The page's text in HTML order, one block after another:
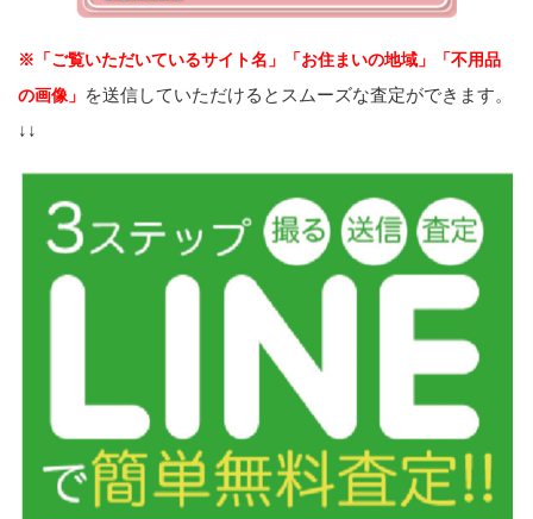
※「ご覧いただいているサイト名」「お住まいの地域」「不用品
の画像」 を送信していただけるとスムーズな査定ができます。
↓↓